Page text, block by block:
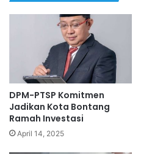
DPM-PTSP Komitmen
Jadikan Kota Bontang
Ramah Investasi
April 14, 2025